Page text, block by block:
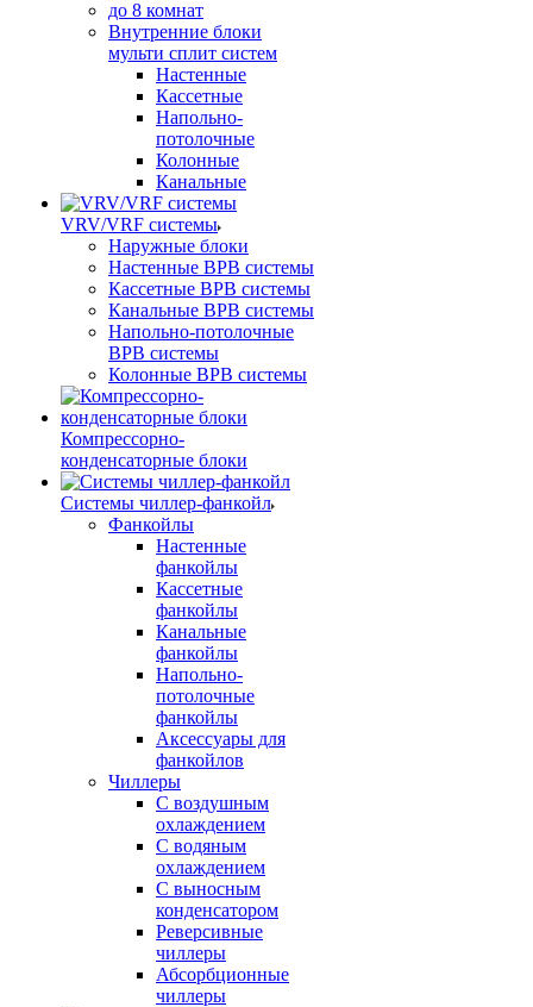
до 8 комнат
Внутренние блоки
мульти сплит систем
Настенные
Кассетные
Напольно-
потолочные
Колонные
Канальные
VRV/VRF системы
Наружные блоки
Настенные ВРВ системы
Кассетные ВРВ системы
Канальные ВРВ системы
Напольно-потолочные
ВРВ системы
Колонные ВРВ системы
Компрессорно-
конденсаторные блоки
Системы чиллер-фанкойл
Фанкойлы
Настенные
фанкойлы
Кассетные
фанкойлы
Канальные
фанкойлы
Напольно-
потолочные
фанкойлы
Аксессуары для
фанкойлов
Чиллеры
С воздушным
охлаждением
С водяным
охлаждением
С выносным
конденсатором
Реверсивные
чиллеры
Абсорбционные
чиллеры